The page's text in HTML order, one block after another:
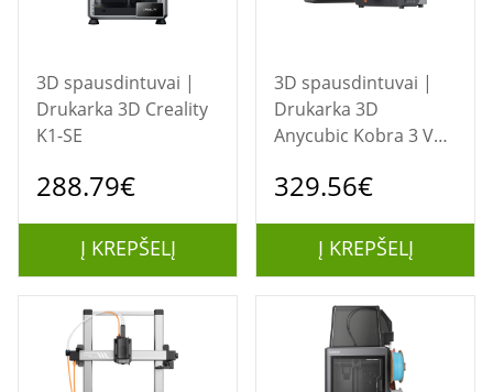
3D spausdintuvai |
Drukarka 3D Creality
K1-SE
288.79€
Į KREPŠELĮ
3D spausdintuvai |
Drukarka 3D
Anycubic Kobra 3 V2
329.56€
Į KREPŠELĮ